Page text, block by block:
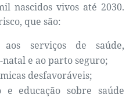
nascidos vivos até 2030.
que são:
aos serviços de saúde,
e ao parto seguro;
desfavoráveis;
educação sobre saúde